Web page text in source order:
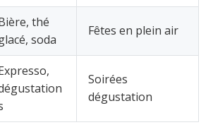
thé
soda
Fêtes en plein air
Soirées
dégustation